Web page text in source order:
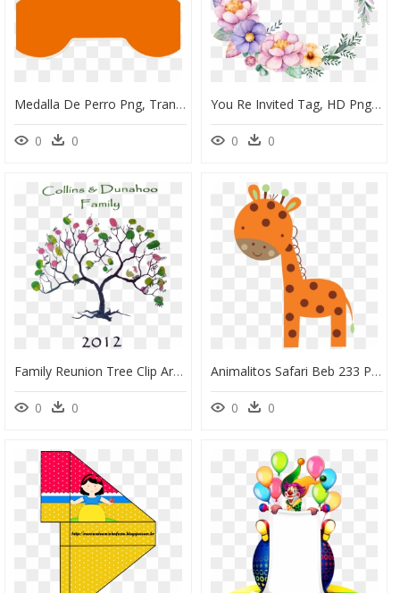
Medalla De Perro Png, Transparent Png
0 0
You Re Invited Tag, HD Png Download
0 0
Family Reunion Tree Clip Art - Arbol De Huellas Para Imprimir, HD Png Download
0 0
Animalitos Safari Beb 233 Para Descargar Kits Imprimibles - Para Imprimir De Animalitos De Safari, HD Png Download
0 0